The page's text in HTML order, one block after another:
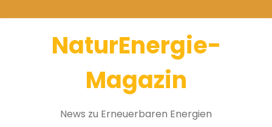
NaturEnergie-
Magazin
News zu Erneuerbaren Energien